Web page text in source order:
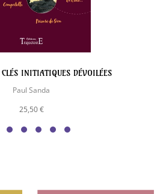
CLÉS INITIATIQUES DÉVOILÉES
Paul Sanda
25,50 €